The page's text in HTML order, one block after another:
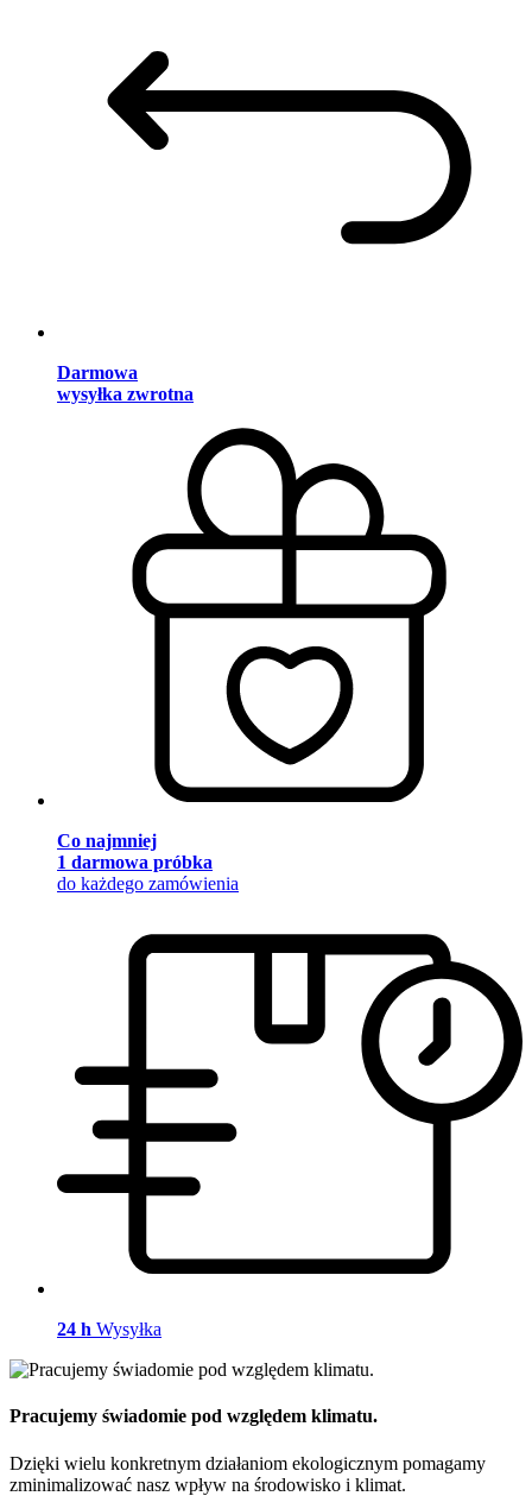
Darmowa
wysyłka zwrotna
Co najmniej
1 darmowa próbka
do każdego zamówienia
24 h Wysyłka
Pracujemy świadomie pod względem klimatu.
Dzięki wielu konkretnym działaniom ekologicznym pomagamy
zminimalizować nasz wpływ na środowisko i klimat.